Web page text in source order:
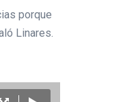
porque
Linares.